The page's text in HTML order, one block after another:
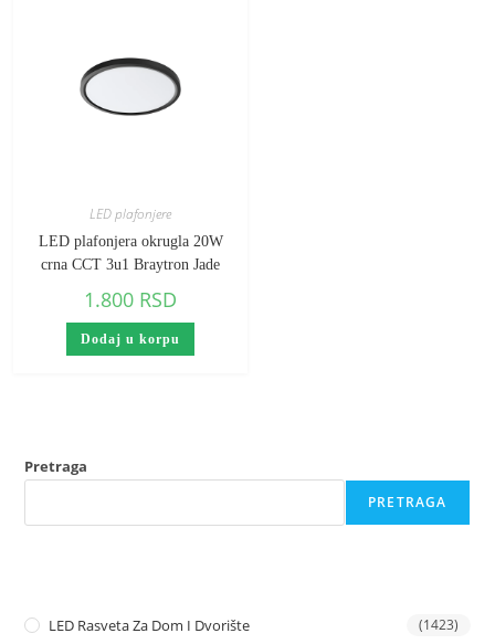
LED plafonjere
LED plafonjera okrugla 20W
crna CCT 3u1 Braytron Jade
1.800 RSD
Dodaj u korpu
Pretraga
PRETRAGA
LED Rasveta Za Dom I Dvorište (1423)